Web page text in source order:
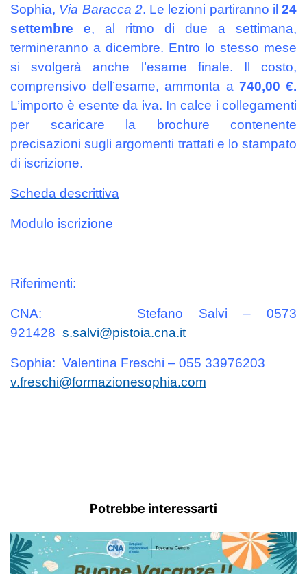
Sophia, Via Baracca 2. Le lezioni partiranno il 24
settembre e, al ritmo di due a settimana,
termineranno a dicembre. Entro lo stesso mese
si svolgerà anche l’esame finale. Il costo,
comprensivo dell’esame, ammonta a 740,00 €.
L’importo è esente da iva. In calce i collegamenti
per scaricare la brochure contenente
precisazioni sugli argomenti trattati e lo stampato
di iscrizione.
Scheda descrittiva
Modulo iscrizione
Riferimenti:
CNA: Stefano Salvi – 0573
921428 s.salvi@pistoia.cna.it
Sophia: Valentina Freschi – 055 33976203
v.freschi@formazionesophia.com
Potrebbe interessarti